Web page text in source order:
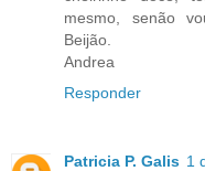
mesmo, senão
Beijão.
Andrea
Responder
Patricia P. Galis 1